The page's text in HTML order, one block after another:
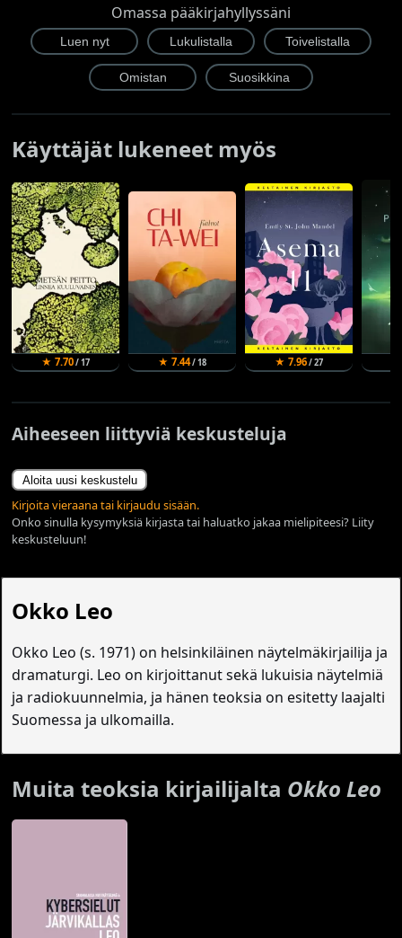
Omassa pääkirjahyllyssäni
Käyttäjät lukeneet myös
★ 7.70/ 17 ★ 7.44/ 18 ★ 7.96/ 27
Aiheeseen liittyviä keskusteluja
Aloita uusi keskustelu
Kirjoita vieraana tai kirjaudu sisään.
Onko sinulla kysymyksiä kirjasta tai haluatko jakaa mielipiteesi? Liity
keskusteluun!
Okko Leo
Okko Leo (s. 1971) on helsinkiläinen näytelmäkirjailija ja
dramaturgi. Leo on kirjoittanut sekä lukuisia näytelmiä
ja radiokuunnelmia, ja hänen teoksia on esitetty laajalti
Suomessa ja ulkomailla.
Muita teoksia kirjailijalta Okko Leo